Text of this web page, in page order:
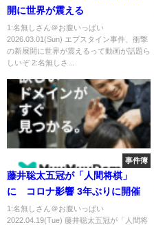
開に世界が震える
1:名無しさん＠お腹いっぱい
2026.03.01(Sun) エプスタイン事件、衝撃
の新展開に世界が震えるって動画が話題ら
しいぞ 2:名無しさ...
事件簿
藤井聡太五冠が「人間将棋」
に コロナ影響 3年ぶりに開催
1:名無しさん＠お腹いっぱい
2022.04.19(Tue) 藤井聡太五冠が「人間将